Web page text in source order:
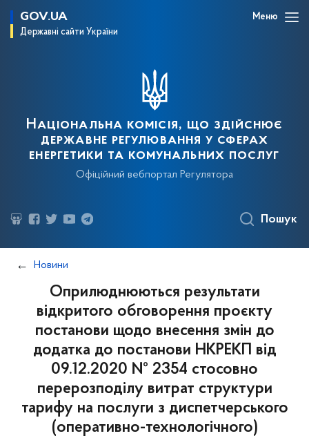
GOV.UA
Державні сайти України
Меню
Національна комісія, що здійснює
державне регулювання у сферах
енергетики та комунальних послуг
Офіційний вебпортал Регулятора
Пошук
Новини
Оприлюднюються результати
відкритого обговорення проєкту
постанови щодо внесення змін до
додатка до постанови НКРЕКП від
09.12.2020 № 2354 стосовно
перерозподілу витрат структури
тарифу на послуги з диспетчерського
(оперативно-технологічного)